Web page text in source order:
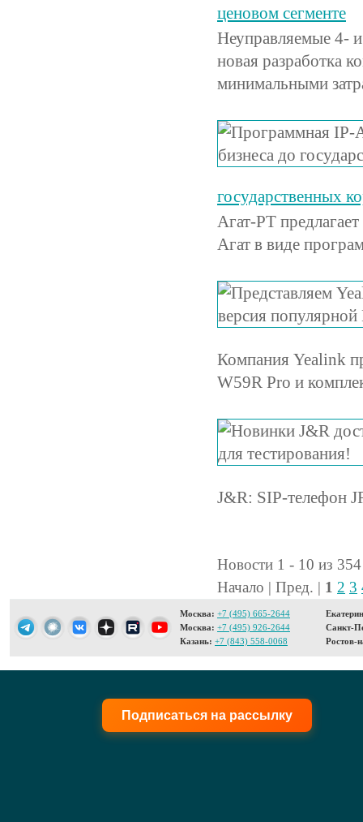
ценовом сегменте
Неуправляемые 4-
новая разработка
минимальными
государственных
Агат-РТ
Агат в виде
Компания Yealink
W59R Pro и
J&R: SIP-телефон
Новости 1 - 10 из 354
Начало | Пред. | 1 2 3
Москва: +7 (495) 665-2644
Москва: +7 (495) 926-2644
Казань: +7 (843) 558-0068
Санкт-
Ростов-
Подписаться на рассылку